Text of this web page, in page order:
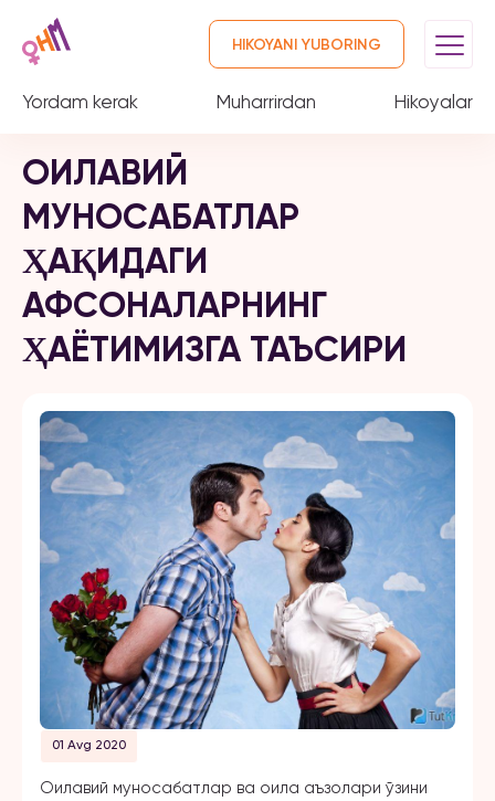
Yordam kerak Muharrirdan Hikoyalar
HIKOYANI YUBORING
ОИЛАВИЙ
МУНОСАБАТЛАР
ҲАҚИДАГИ
АФСОНАЛАРНИНГ
ҲАЁТИМИЗГА ТАЪСИРИ
01 Avg 2020
Оилавий муносабатлар ва оила аъзолари ўзини